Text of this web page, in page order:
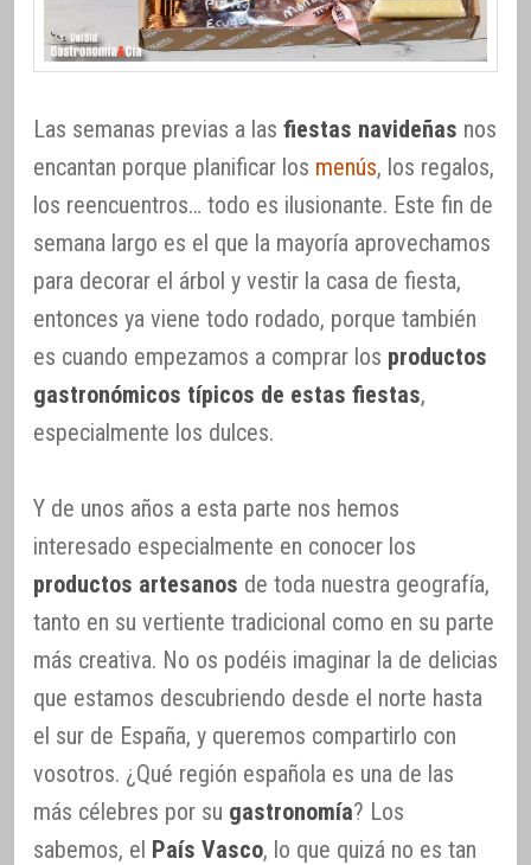
Las semanas previas a las fiestas navideñas nos
encantan porque planificar los menús, los regalos,
los reencuentros… todo es ilusionante. Este fin de
semana largo es el que la mayoría aprovechamos
para decorar el árbol y vestir la casa de fiesta,
entonces ya viene todo rodado, porque también
es cuando empezamos a comprar los productos
gastronómicos típicos de estas fiestas,
especialmente los dulces.
Y de unos años a esta parte nos hemos
interesado especialmente en conocer los
productos artesanos de toda nuestra geografía,
tanto en su vertiente tradicional como en su parte
más creativa. No os podéis imaginar la de delicias
que estamos descubriendo desde el norte hasta
el sur de España, y queremos compartirlo con
vosotros. ¿Qué región española es una de las
más célebres por su gastronomía? Los
sabemos, el País Vasco, lo que quizá no es tan